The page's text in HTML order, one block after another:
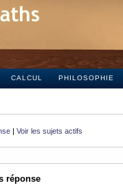
CALCUL PHILOSOPHIE
| Voir les sujets actifs
réponse